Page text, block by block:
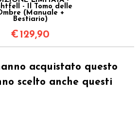
- Il Tomo delle
(Manuale +
Bestiario)
€ 129,90
acquistato questo
scelto anche questi